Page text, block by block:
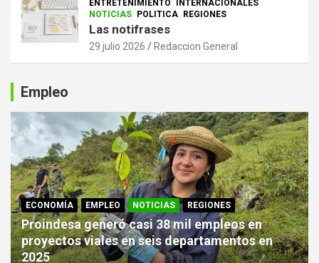
ENTRETENIMIENTO
INTERNACIONALES
NOTICIAS POLITICA REGIONES
Las notifrases
29 julio 2026 Redaccion General
Empleo
ECONOMÍA EMPLEO NOTICIAS REGIONES
Proindesa generó casi 38 mil empleos en
proyectos viales en seis departamentos en
2025